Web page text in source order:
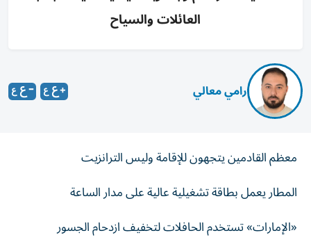
العائلات والسياح
رامي معالي
معظم القادمين يتجهون للإقامة وليس الترانزيت
المطار يعمل بطاقة تشغيلية عالية على مدار الساعة
«الإمارات» تستخدم الحافلات لتخفيف ازدحام الجسور